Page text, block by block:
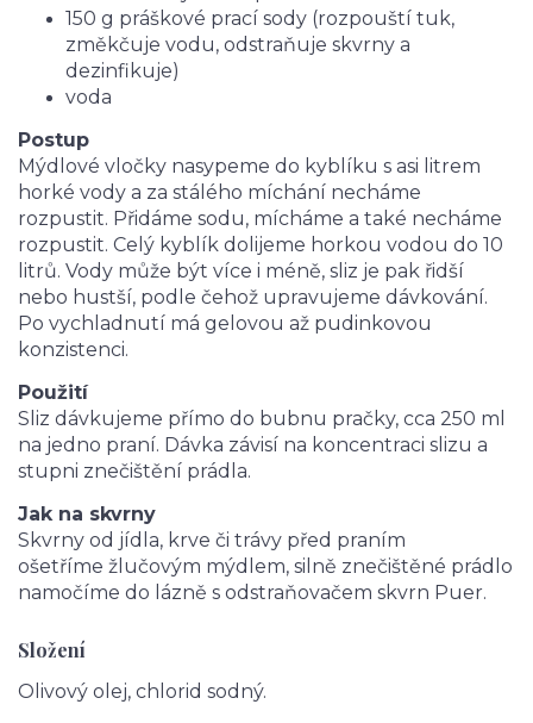
150 g práškové prací sody (rozpouští tuk,
změkčuje vodu, odstraňuje skvrny a
dezinfikuje)
voda
Postup
Mýdlové vločky nasypeme do kyblíku s asi litrem
horké vody a za stálého míchání necháme
rozpustit. Přidáme sodu, mícháme a také necháme
rozpustit. Celý kyblík dolijeme horkou vodou do 10
litrů. Vody může být více i méně, sliz je pak řidší
nebo hustší, podle čehož upravujeme dávkování.
Po vychladnutí má gelovou až pudinkovou
konzistenci.
Použití
Sliz dávkujeme přímo do bubnu pračky, cca 250 ml
na jedno praní. Dávka závisí na koncentraci slizu a
stupni znečištění prádla.
Jak na skvrny
Skvrny od jídla, krve či trávy před praním
ošetříme žlučovým mýdlem, silně znečištěné prádlo
namočíme do lázně s odstraňovačem skvrn Puer.
Složení
Olivový olej, chlorid sodný.